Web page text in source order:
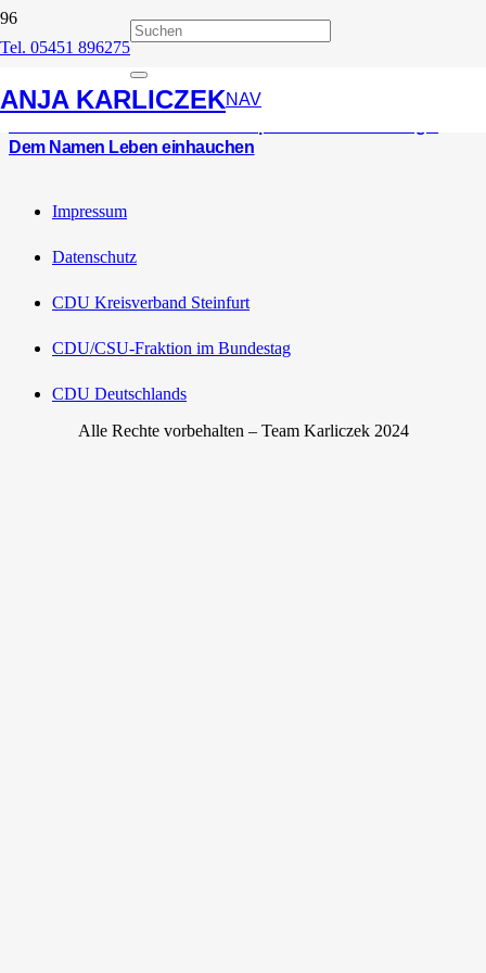
Tel. 05451 896275
ANJA KARLICZEKNAV
Festspielstadt
Dem Namen Leben einhauchen
Impressum
Datenschutz
CDU Kreisverband Steinfurt
CDU/CSU-Fraktion im Bundestag
CDU Deutschlands
Alle Rechte vorbehalten – Team Karliczek 2024